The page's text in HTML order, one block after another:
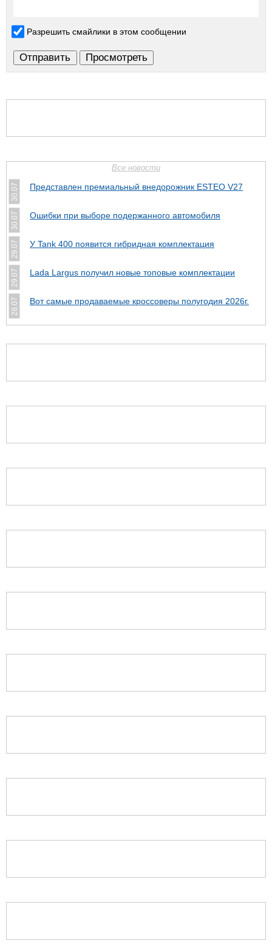
Разрешить смайлики в этом сообщении
Все новости
30.07 Представлен премиальный внедорожник ESTEO V27
30.07 Ошибки при выборе подержанного автомобиля
29.07 У Tank 400 появится гибридная комплектация
29.07 Lada Largus получил новые топовые комплектации
28.07 Вот самые продаваемые кроссоверы полугодия 2026г.